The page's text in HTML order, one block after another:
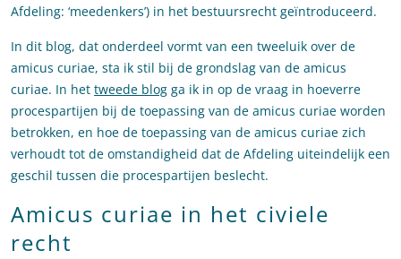
Afdeling: ‘meedenkers’) in het bestuursrecht geïntroduceerd.
In dit blog, dat onderdeel vormt van een tweeluik over de
amicus curiae, sta ik stil bij de grondslag van de amicus
curiae. In het tweede blog ga ik in op de vraag in hoeverre
procespartijen bij de toepassing van de amicus curiae worden
betrokken, en hoe de toepassing van de amicus curiae zich
verhoudt tot de omstandigheid dat de Afdeling uiteindelijk een
geschil tussen die procespartijen beslecht.
Amicus curiae in het civiele
recht